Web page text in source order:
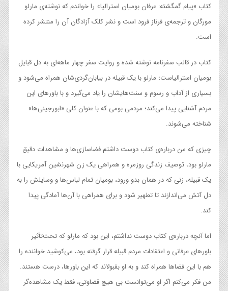
کتاب «پیام گمگشته: عرفان بومیان استرالیا» را خواندم که نوشته‌ی مارلو
مورگان و ترجمه‌ی فرناز فرود است و نشر کلک آزادگان آن را منتشر کرده
است.
کتاب در قالب سفرنامه نوشته شده و روایت سفر چهار ماهه‌ای به دل قبایل
بومیان استرالیاست؛ مارلو با یک قبیله‌ در بیابان‌گردی‌شان همراه می‌شود و
بسیاری از آداب و رسوم و سنت‌هایشان را یاد می‌گیرد و با باورهای این
مردم آشنایی پیدا می‌کند؛ مردمی بومی که با عنوان کلی «ابورجینی‌ها»
شناخته می‌شوند.
چیزی که من درباره‌ی کتاب دوست داشتم فضاسازی‌ها و مشاهدات دقیق
مارلو بود، توصیف زندگی روزمره و همراهی یک زن شهرنشین آمریکایی با
یک قبیله، زنی که در همان بدو ورود، بومیان تمام لباس‌ها و وسایلش را به
دل آتش می‌اندازند تا تطهیر شود و برای همراهی با آن‌ها آمادگی پیدا
کند.
اما آنچه درباره‌ی کتاب دوست نداشتم، این بود که مارلو که تحت‌تأثیر
باورهای عرفانی و اعتقادات مردم قبیله قرار گرفته بود، می‌کوشید خواننده را
هم با این فضاها همراه کند و به او بقبولاند که این باورها، درست هستند.
من فکر می‌کنم اگر او می‌توانست بی هیچ قضاوتی، فقط یک مشاهده‌گر